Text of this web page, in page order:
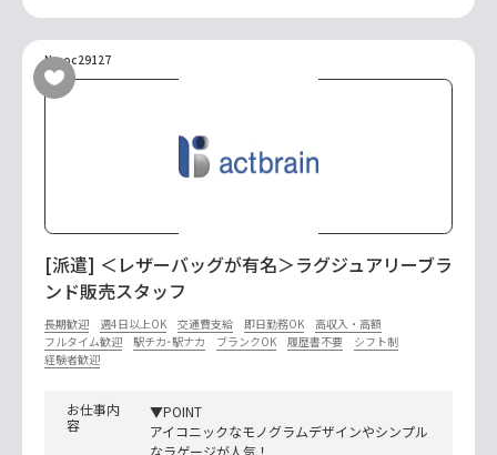
No.oc29127
[派遣] ＜レザーバッグが有名＞ラグジュアリーブラ
ンド販売スタッフ
長期歓迎 週4日以上OK 交通費支給 即日勤務OK
高収入・高額
フルタイム歓迎
駅チカ･駅ナカ ブランクOK 履歴書不要
シフト制
経験者歓迎
お仕事内
容
▼POINT
アイコニックなモノグラムデザインやシンプル
なラゲージが人気！